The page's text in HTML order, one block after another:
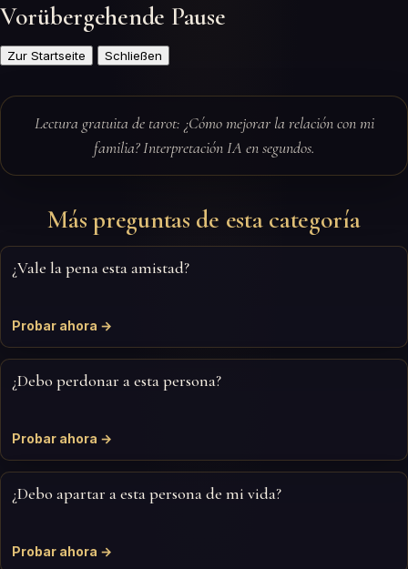
Vorübergehende Pause
Zur Startseite Schließen
Lectura gratuita de tarot: ¿Cómo mejorar la relación con mi
familia? Interpretación IA en segundos.
Más preguntas de esta categoría
¿Vale la pena esta amistad?
Probar ahora →
¿Debo perdonar a esta persona?
Probar ahora →
¿Debo apartar a esta persona de mi vida?
Probar ahora →